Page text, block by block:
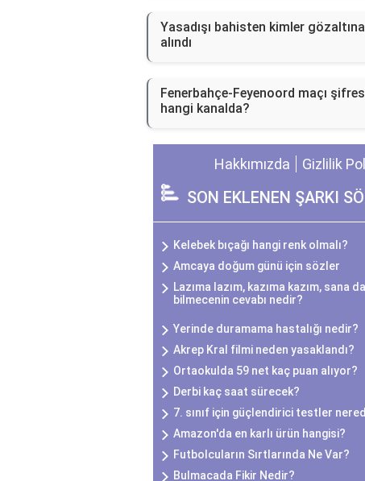
Yasadışı bahisten kimler gözaltına
alındı
Fenerbahçe-Feyenoord maçı
hangi kanalda?
Hakkımızda Gizlilik
SON EKLENEN ŞARKI
Kelebek bıçağı hangi renk olmalı?
Amcaya doğum günü için sözler
Lazıma lazım, kazıma kazım, sana
bilmecenin cevabı nedir?
Yerinde duramama hastalığı nedir?
Akrep Kral filmi neden yasaklandı?
Ortaokulda 59 net kaç puan alıyor?
Derbi kaç saat sürecek?
7. sınıf için güçlendirici testler
Amazon'da en karlı ürün hangisi?
Futbolcuların Sırtlarında Ne Var?
Bulmacada Fikir Nedir?